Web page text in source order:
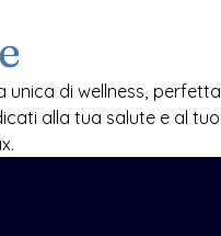
unica di wellness, perfetta
alla tua salute e al tuo